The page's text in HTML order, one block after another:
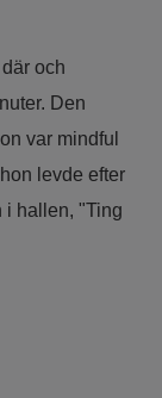
och
Den
var mindful
levde efter
i hallen, "Ting